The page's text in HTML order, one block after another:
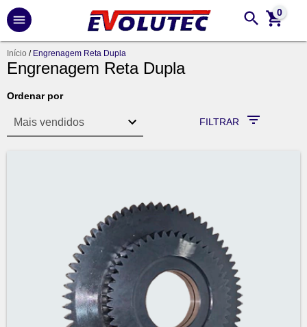
0
Início / Engrenagem Reta Dupla
Engrenagem Reta Dupla
Ordenar por
FILTRAR